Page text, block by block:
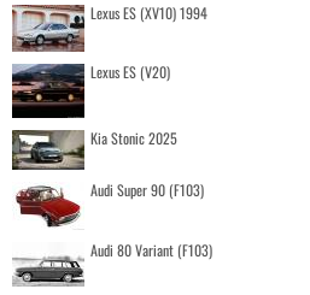
Lexus ES (XV10) 1994
Lexus ES (V20)
Kia Stonic 2025
Audi Super 90 (F103)
Audi 80 Variant (F103)